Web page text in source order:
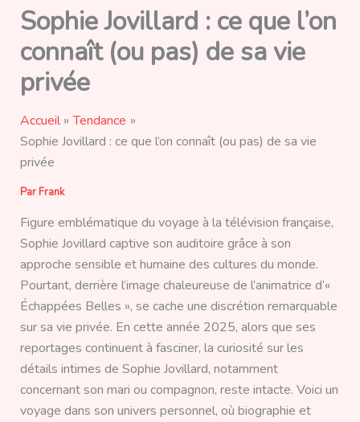
Sophie Jovillard : ce que l’on
connaît (ou pas) de sa vie
privée
Accueil
Tendance
Sophie Jovillard : ce que l’on connaît (ou pas) de sa vie
privée
Par Frank
Figure emblématique du voyage à la télévision française,
Sophie Jovillard captive son auditoire grâce à son
approche sensible et humaine des cultures du monde.
Pourtant, derrière l’image chaleureuse de l’animatrice d’«
Échappées Belles », se cache une discrétion remarquable
sur sa vie privée. En cette année 2025, alors que ses
reportages continuent à fasciner, la curiosité sur les
détails intimes de Sophie Jovillard, notamment
concernant son mari ou compagnon, reste intacte. Voici un
voyage dans son univers personnel, où biographie et